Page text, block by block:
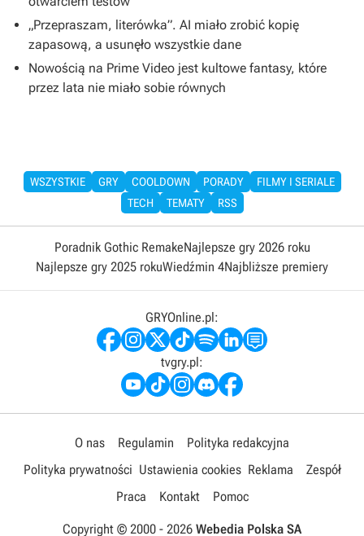
„Przepraszam, literówka”. AI miało zrobić kopię
zapasową, a usunęło wszystkie dane
Nowością na Prime Video jest kultowe fantasy, które
przez lata nie miało sobie równych
WSZYSTKIE GRY COOLDOWN PORADY
FILMY I SERIALE
TECH
TEMATY RSS
Poradnik Gothic RemakeNajlepsze gry 2026 roku
Najlepsze gry 2025 rokuWiedźmin 4Najbliższe premiery
GRYOnline.pl:
tvgry.pl:
O nas Regulamin
Polityka redakcyjna
Polityka prywatności Ustawienia cookies Reklama
Zespół
Praca
Kontakt Pomoc
Copyright © 2000 - 2026 Webedia Polska SA